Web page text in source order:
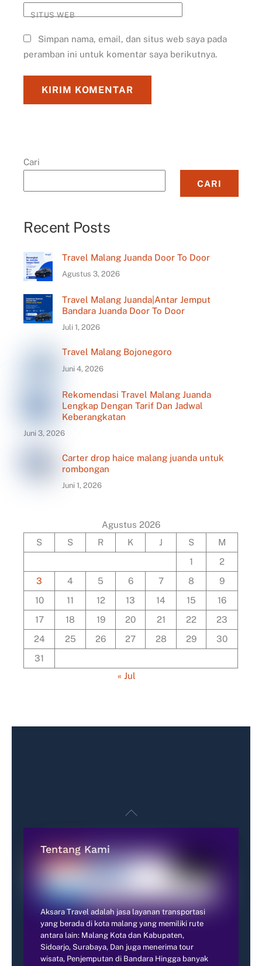
SITUS WEB
Simpan nama, email, dan situs web saya pada
peramban ini untuk komentar saya berikutnya.
Cari
CARI
Recent Posts
Travel Malang Juanda Door To Door
Agustus 3, 2026
Travel Malang Juanda|Antar Jemput
Bandara Juanda Door To Door
Juli 1, 2026
Travel Malang Bojonegoro
Juni 4, 2026
Rekomendasi Travel Malang Juanda
Lengkap Dengan Tarif Dan Jadwal
Keberangkatan
Juni 3, 2026
Carter drop haice malang juanda untuk
rombongan
Juni 1, 2026
Agustus 2026
S
S R K J S
M
1
2
3
4 5 6 7 8
9
10
11 12 13 14 15
16
17
18 19 20 21 22
23
24
25 26 27 28 29
30
31
« Jul
Back
Tentang Kami
Aksara Travel adalah jasa layanan transportasi
yang berada di kota malang yang memiliki rute
antara lain: Malang Kota dan Kabupaten,
Sidoarjo, Surabaya, Dan juga menerima tour
wisata, Penjemputan di Bandara Hingga banyak